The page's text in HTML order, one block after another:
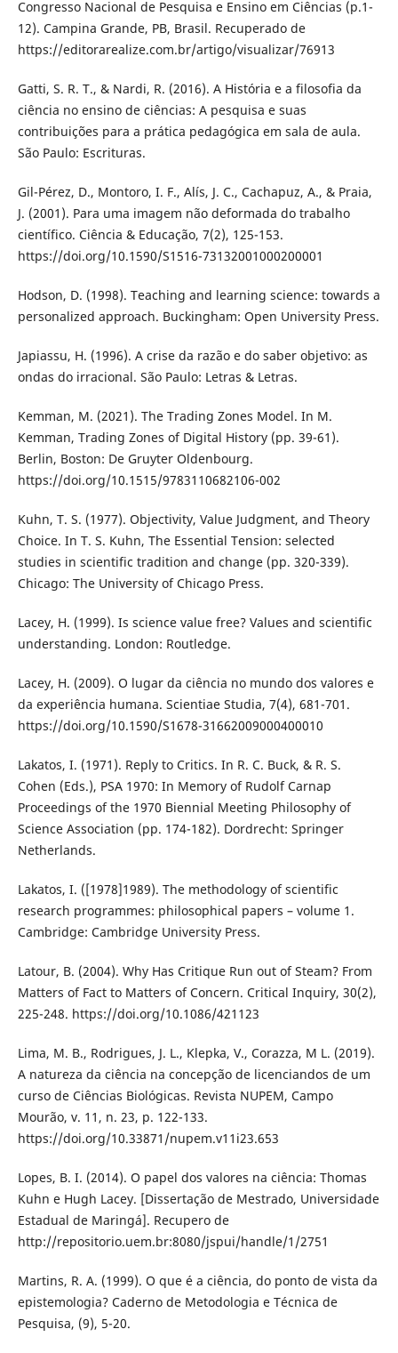
Congresso Nacional de Pesquisa e Ensino em Ciências (p.1-
12). Campina Grande, PB, Brasil. Recuperado de
https://editorarealize.com.br/artigo/visualizar/76913
Gatti, S. R. T., & Nardi, R. (2016). A História e a filosofia da
ciência no ensino de ciências: A pesquisa e suas
contribuições para a prática pedagógica em sala de aula.
São Paulo: Escrituras.
Gil-Pérez, D., Montoro, I. F., Alís, J. C., Cachapuz, A., & Praia,
J. (2001). Para uma imagem não deformada do trabalho
científico. Ciência & Educação, 7(2), 125-153.
https://doi.org/10.1590/S1516-73132001000200001
Hodson, D. (1998). Teaching and learning science: towards a
personalized approach. Buckingham: Open University Press.
Japiassu, H. (1996). A crise da razão e do saber objetivo: as
ondas do irracional. São Paulo: Letras & Letras.
Kemman, M. (2021). The Trading Zones Model. In M.
Kemman, Trading Zones of Digital History (pp. 39-61).
Berlin, Boston: De Gruyter Oldenbourg.
https://doi.org/10.1515/9783110682106-002
Kuhn, T. S. (1977). Objectivity, Value Judgment, and Theory
Choice. In T. S. Kuhn, The Essential Tension: selected
studies in scientific tradition and change (pp. 320-339).
Chicago: The University of Chicago Press.
Lacey, H. (1999). Is science value free? Values and scientific
understanding. London: Routledge.
Lacey, H. (2009). O lugar da ciência no mundo dos valores e
da experiência humana. Scientiae Studia, 7(4), 681-701.
https://doi.org/10.1590/S1678-31662009000400010
Lakatos, I. (1971). Reply to Critics. In R. C. Buck, & R. S.
Cohen (Eds.), PSA 1970: In Memory of Rudolf Carnap
Proceedings of the 1970 Biennial Meeting Philosophy of
Science Association (pp. 174-182). Dordrecht: Springer
Netherlands.
Lakatos, I. ([1978]1989). The methodology of scientific
research programmes: philosophical papers – volume 1.
Cambridge: Cambridge University Press.
Latour, B. (2004). Why Has Critique Run out of Steam? From
Matters of Fact to Matters of Concern. Critical Inquiry, 30(2),
225-248. https://doi.org/10.1086/421123
Lima, M. B., Rodrigues, J. L., Klepka, V., Corazza, M L. (2019).
A natureza da ciência na concepção de licenciandos de um
curso de Ciências Biológicas. Revista NUPEM, Campo
Mourão, v. 11, n. 23, p. 122-133.
https://doi.org/10.33871/nupem.v11i23.653
Lopes, B. I. (2014). O papel dos valores na ciência: Thomas
Kuhn e Hugh Lacey. [Dissertação de Mestrado, Universidade
Estadual de Maringá]. Recupero de
http://repositorio.uem.br:8080/jspui/handle/1/2751
Martins, R. A. (1999). O que é a ciência, do ponto de vista da
epistemologia? Caderno de Metodologia e Técnica de
Pesquisa, (9), 5-20.